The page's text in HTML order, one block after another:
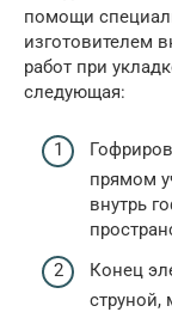
помощи
изготовителем
работ при
следующая:
прямом
внутрь
Конец
струной,